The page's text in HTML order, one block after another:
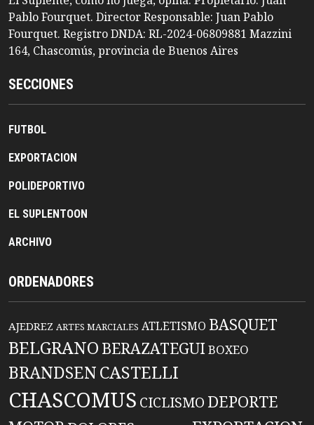
Pablo Fourquet. Director Responsable: Juan Pablo
Fourquet. Registro DNDA: RL-2024-06809881 Mazzini
164, Chascomús, provincia de Buenos Aires
SECCIONES
FUTBOL
EXPORTACION
POLIDEPORTIVO
EL SUPLENTOON
ARCHIVO
ORDENADORES
AJEDREZ ARTES MARCIALES ATLETISMO BASQUET
BELGRANO BERAZATEGUIBOXEO
BRANDSENCASTELLI
CHASCOMUS CICLISMO DEPORTE